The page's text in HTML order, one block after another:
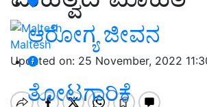
ಆರೋಗ್ಯ ಜೀವನ
ತೋಟಗಾರಿಕೆ
Maltesh
Updated on: 25 November, 2022